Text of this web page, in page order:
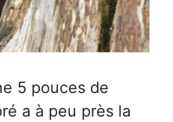
5 pouces de
a à peu près la